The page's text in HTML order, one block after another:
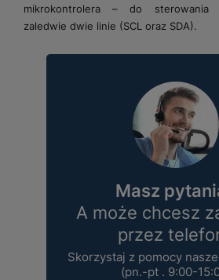
mikrokontrolera – do sterowania
zaledwie dwie linie (SCL oraz SDA).
Masz
A może chcesz
przez
Skorzystaj z pomocy
(pn.-pt . 9:00-